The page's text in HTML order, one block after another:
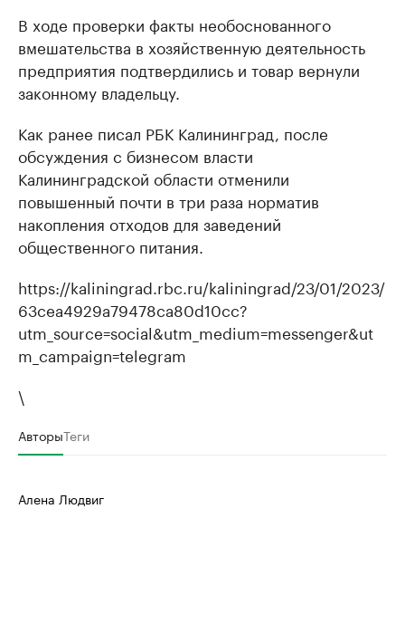
В ходе проверки факты необоснованного
вмешательства в хозяйственную деятельность
предприятия подтвердились и товар вернули
законному владельцу.
Как ранее писал РБК Калининград, после
обсуждения с бизнесом власти
Калининградской области отменили
повышенный почти в три раза норматив
накопления отходов для заведений
общественного питания.
https://kaliningrad.rbc.ru/kaliningrad/23/01/2023/
63cea4929a79478ca80d10cc?
utm_source=social&utm_medium=messenger&ut
m_campaign=telegram
\
АвторыТеги
Алена Людвиг